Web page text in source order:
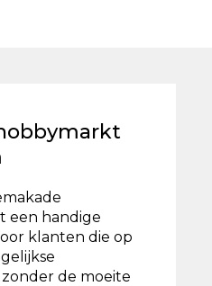
een handige
klanten die op
de moeite